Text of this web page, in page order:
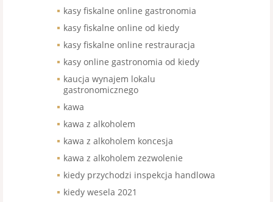
kasy fiskalne online gastronomia
kasy fiskalne online od kiedy
kasy fiskalne online restrauracja
kasy online gastronomia od kiedy
kaucja wynajem lokalu
gastronomicznego
kawa
kawa z alkoholem
kawa z alkoholem koncesja
kawa z alkoholem zezwolenie
kiedy przychodzi inspekcja handlowa
kiedy wesela 2021